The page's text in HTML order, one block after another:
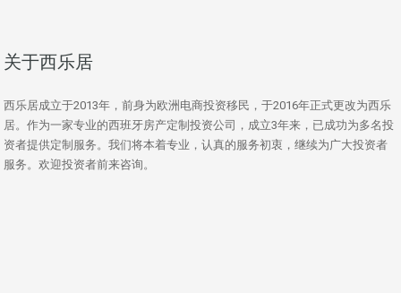
关于西乐居
西乐居成立于2013年，前身为欧洲电商投资移民，于2016年正式更改为西乐
居。作为一家专业的西班牙房产定制投资公司，成立3年来，已成功为多名投
资者提供定制服务。我们将本着专业，认真的服务初衷，继续为广大投资者
服务。欢迎投资者前来咨询。